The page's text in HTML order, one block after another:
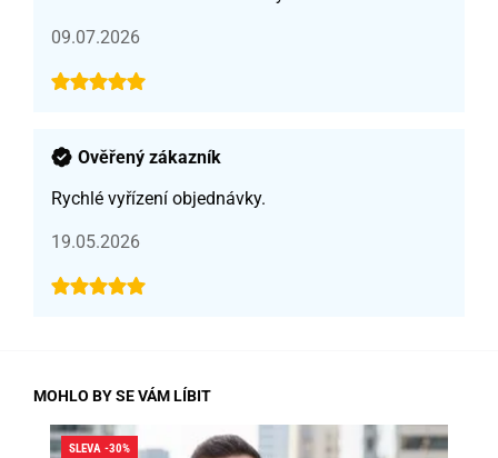
09.07.2026
Ověřený zákazník
Rychlé vyřízení objednávky.
19.05.2026
MOHLO BY SE VÁM LÍBIT
SLEVA -30%